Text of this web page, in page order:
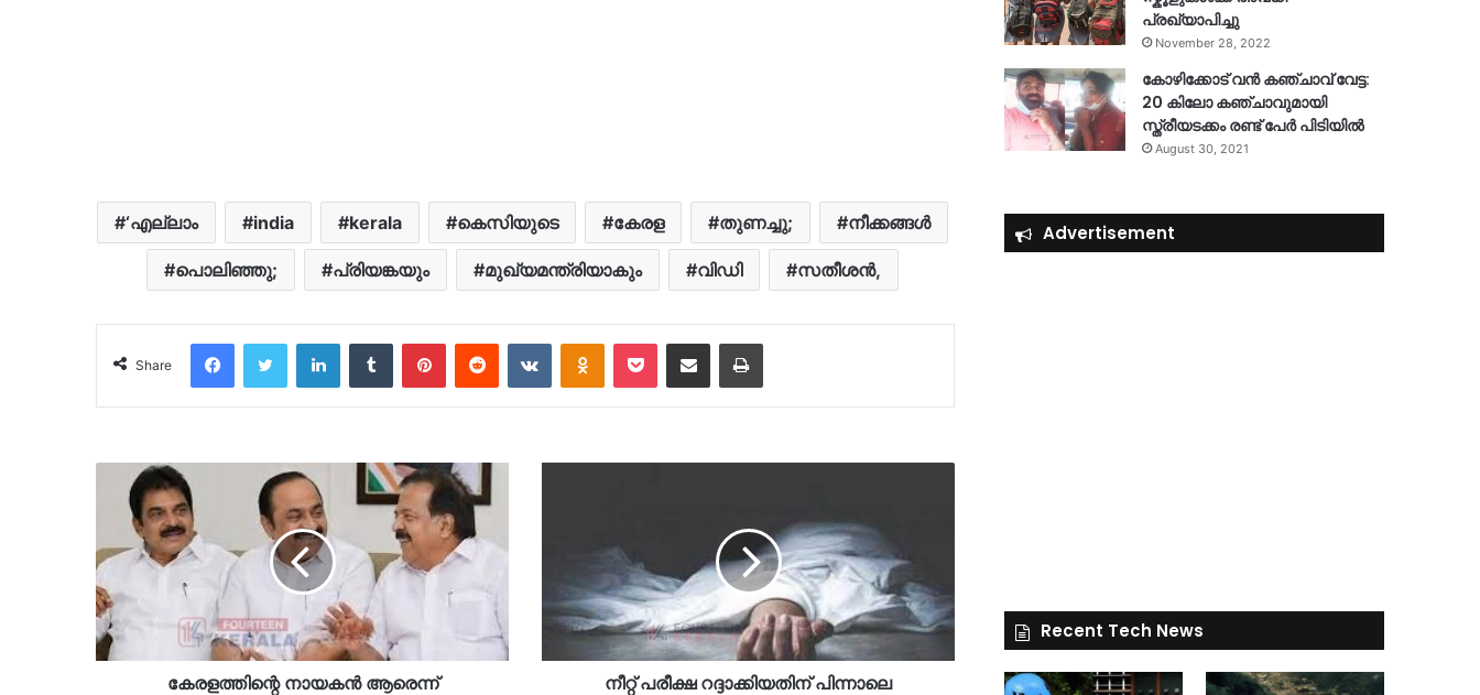
‘എല്ലാം india kerala കെസിയുടെ കേരള തുണച്ചു; നീക്കങ്ങൾ
പൊലിഞ്ഞു; പ്രിയങ്കയും മുഖ്യമന്ത്രിയാകും വിഡി സതീശൻ,
Share
FacebookTwitter LinkedInTumblr PinterestReddit VKontakteOdnoklassniki
Pocket Share via Email Print
കേരളത്തിന്റെ നായകൻ ആരെന്ന്
നീറ്റ് പരീക്ഷ റദ്ദാക്കിയതിന് പിന്നാലെ
പ്രഖ്യാപിച്ചു
November 28, 2022
കോഴിക്കോട് വൻ കഞ്ചാവ് വേട്ട:
20 കിലോ കഞ്ചാവുമായി
സ്ത്രീയടക്കം രണ്ട് പേർ പിടിയിൽ
August 30, 2021
Advertisement
Recent Tech News